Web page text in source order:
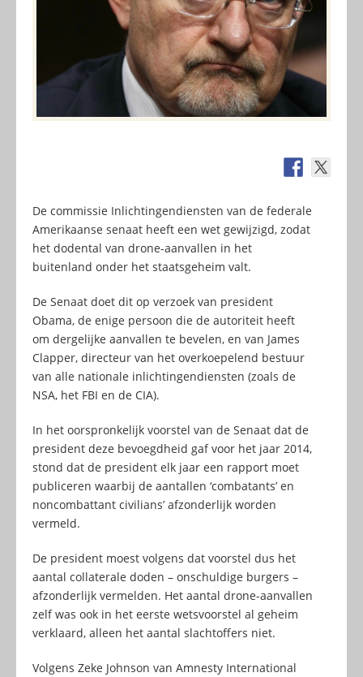
De commissie Inlichtingendiensten van de federale
Amerikaanse senaat heeft een wet gewijzigd, zodat
het dodental van drone-aanvallen in het
buitenland onder het staatsgeheim valt.
De Senaat doet dit op verzoek van president
Obama, de enige persoon die de autoriteit heeft
om dergelijke aanvallen te bevelen, en van James
Clapper, directeur van het overkoepelend bestuur
van alle nationale inlichtingendiensten (zoals de
NSA, het FBI en de CIA).
In het oorspronkelijk voorstel van de Senaat dat de
president deze bevoegdheid gaf voor het jaar 2014,
stond dat de president elk jaar een rapport moet
publiceren waarbij de aantallen ‘combatants’ en
noncombattant civilians’ afzonderlijk worden
vermeld.
De president moest volgens dat voorstel dus het
aantal collaterale doden – onschuldige burgers –
afzonderlijk vermelden. Het aantal drone-aanvallen
zelf was ook in het eerste wetsvoorstel al geheim
verklaard, alleen het aantal slachtoffers niet.
Volgens Zeke Johnson van Amnesty International